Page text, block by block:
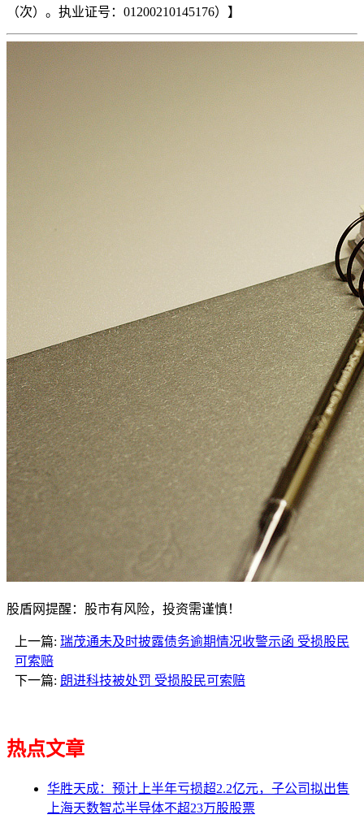
（次）。执业证号：01200210145176）】
股盾网提醒：股市有风险，投资需谨慎！
上一篇: 瑞茂通未及时披露债务逾期情况收警示函 受损股民
可索赔
下一篇: 朗进科技被处罚 受损股民可索赔
热点文章
华胜天成：预计上半年亏损超2.2亿元，子公司拟出售
上海天数智芯半导体不超23万股股票